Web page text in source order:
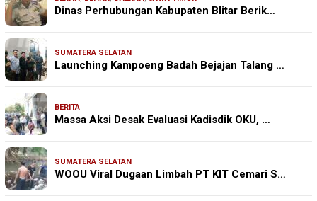
Dinas Perhubungan Kabupaten Blitar Berik…
SUMATERA SELATAN
Launching Kampoeng Badah Bejajan Talang …
BERITA
Massa Aksi Desak Evaluasi Kadisdik OKU, …
SUMATERA SELATAN
WOOU Viral Dugaan Limbah PT KIT Cemari S…